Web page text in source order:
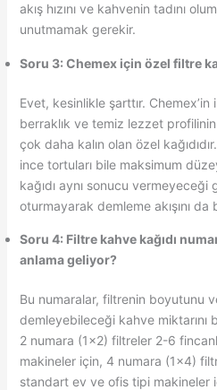
akış hızını ve kahvenin tadını
unutmamak gerekir.
Soru 3: Chemex için özel filtre
Evet, kesinlikle şarttır. Chemex’in
berraklık ve temiz lezzet
çok daha kalın olan özel
ince tortuları bile maksimum
kağıdı aynı sonucu vermeyeceği
oturmayarak demleme akışını da
Soru 4: Filtre kahve kağıdı
anlama geliyor?
Bu numaralar, filtrenin boyutunu
demleyebileceği kahve miktarını
2 numara (1×2) filtreler 2-6
makineler için, 4 numara (1×4)
standart ev ve ofis tipi makineler